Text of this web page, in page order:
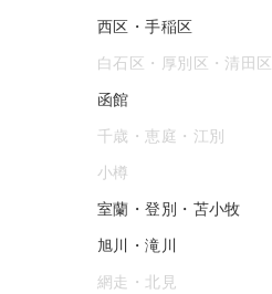
西区・手稲区
白石区・厚別区・清田区
函館
千歳・恵庭・江別
小樽
室蘭・登別・苫小牧
旭川・滝川
網走・北見